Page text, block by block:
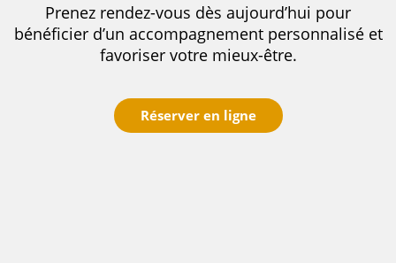
Prenez rendez-vous dès aujourd’hui pour
bénéficier d’un accompagnement personnalisé et
favoriser votre mieux-être.
Réserver en ligne